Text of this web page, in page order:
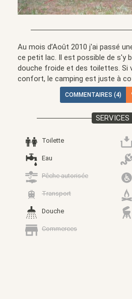
Au mois d’Août 2010 j'ai passé
ce petit lac. Il est possible de s'y
douche froide et des toilettes. Si
confort, le camping est juste à
COMMENTAIRES (4)
SERVICES
Toilette
Eau
Pêche autorisée
Transport
Douche
Commerces